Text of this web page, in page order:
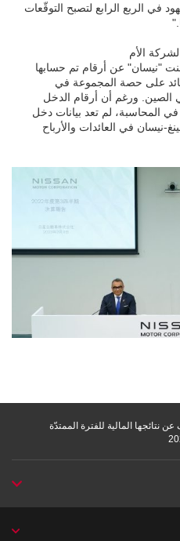
في الربع الرابع لتصبح التوقّعات
السنة المالية 2013، أعلنت "نيسان" عن أرقام تم حسابها
على حصة المجموعة في
الصين. ورغم أن أرقام الدخل
المحاسبة، لم تعد بيانات دخل
نيسان في العائدات والأرباح
نتائجها المالية للفترة الممتدّة